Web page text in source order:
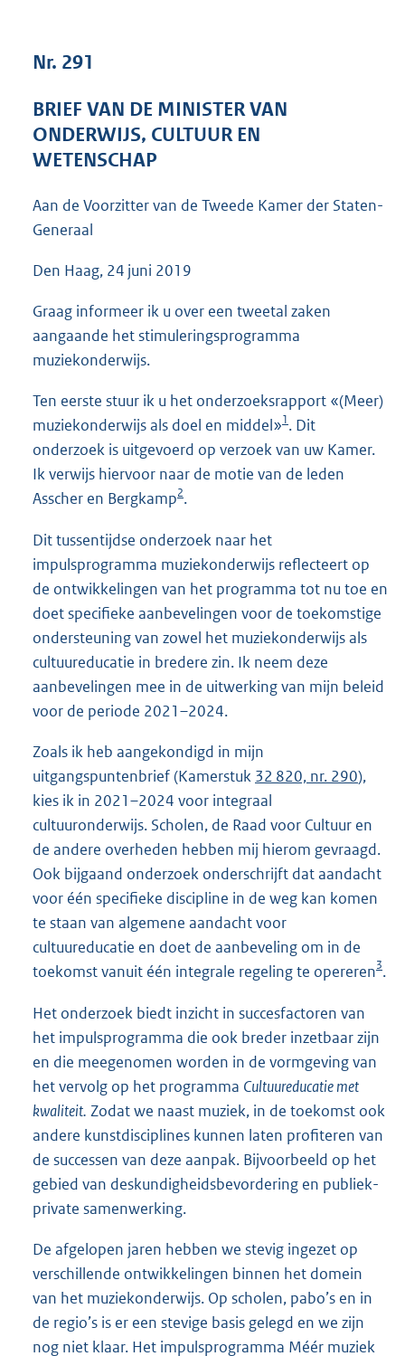
e
:
b
Nr. 291
BRIEF VAN DE MINISTER VAN
ONDERWIJS, CULTUUR EN
WETENSCHAP
Aan de Voorzitter van de Tweede Kamer der Staten-
Generaal
Den Haag, 24 juni 2019
Graag informeer ik u over een tweetal zaken
aangaande het stimuleringsprogramma
muziekonderwijs.
Ten eerste stuur ik u het onderzoeksrapport «(Meer)
muziekonderwijs als doel en middel»1. Dit
onderzoek is uitgevoerd op verzoek van uw Kamer.
Ik verwijs hiervoor naar de motie van de leden
Asscher en Bergkamp2.
Dit tussentijdse onderzoek naar het
impulsprogramma muziekonderwijs reflecteert op
de ontwikkelingen van het programma tot nu toe en
doet specifieke aanbevelingen voor de toekomstige
ondersteuning van zowel het muziekonderwijs als
cultuureducatie in bredere zin. Ik neem deze
aanbevelingen mee in de uitwerking van mijn beleid
voor de periode 2021–2024.
Zoals ik heb aangekondigd in mijn
uitgangspuntenbrief (Kamerstuk 32 820, nr. 290),
kies ik in 2021–2024 voor integraal
cultuuronderwijs. Scholen, de Raad voor Cultuur en
de andere overheden hebben mij hierom gevraagd.
Ook bijgaand onderzoek onderschrijft dat aandacht
voor één specifieke discipline in de weg kan komen
te staan van algemene aandacht voor
cultuureducatie en doet de aanbeveling om in de
toekomst vanuit één integrale regeling te opereren3.
Het onderzoek biedt inzicht in succesfactoren van
het impulsprogramma die ook breder inzetbaar zijn
en die meegenomen worden in de vormgeving van
het vervolg op het programma Cultuureducatie met
kwaliteit. Zodat we naast muziek, in de toekomst ook
andere kunstdisciplines kunnen laten profiteren van
de successen van deze aanpak. Bijvoorbeeld op het
gebied van deskundigheidsbevordering en publiek-
private samenwerking.
De afgelopen jaren hebben we stevig ingezet op
verschillende ontwikkelingen binnen het domein
van het muziekonderwijs. Op scholen, pabo’s en in
de regio’s is er een stevige basis gelegd en we zijn
nog niet klaar. Het impulsprogramma Méér muziek